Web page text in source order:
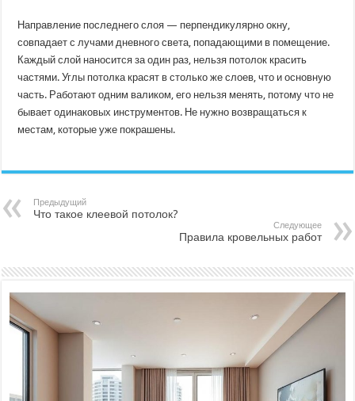
Направление последнего слоя — перпендикулярно окну,
совпадает с лучами дневного света, попадающими в помещение.
Каждый слой наносится за один раз, нельзя потолок красить
частями. Углы потолка красят в столько же слоев, что и основную
часть. Работают одним валиком, его нельзя менять, потому что не
бывает одинаковых инструментов. Не нужно возвращаться к
местам, которые уже покрашены.
Предыдущий
Что такое клеевой потолок?
Следующее
Правила кровельных работ